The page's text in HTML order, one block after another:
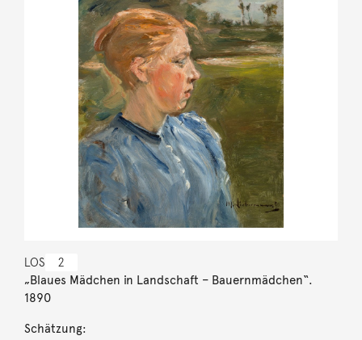
LOS 2
„Blaues Mädchen in Landschaft – Bauernmädchen“.
1890
Schätzung: